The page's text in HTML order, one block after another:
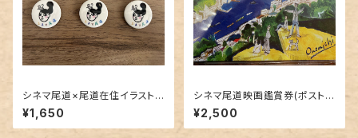
シネマ尾道×尾道在住イラストレ
ーターハラルミ オリジナル缶
バッジ シネガール×ねずみ 3
個セット
¥1,650
シネマ尾道映画鑑賞券(ポストカ
ード型)
¥2,500